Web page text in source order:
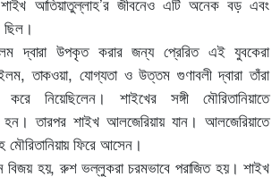
।
দ্বারা উপকৃত করার জন্য প্রেরিত এই যুবকেরা
ইলম,তাকওয়া,যোগ্যতা ও উত্তম গুণাবলী দ্বারা তাঁরা
নিয়েছিলেন। শাইখের সঙ্গী মৌরিতানিয়াতে
হন। তারপর শাইখ আলজেরিয়ায় যান। আলজেরিয়াতে
মৌরিতানিয়ায় ফিরে আসেন।
বিজয় হয়,রুশ ভল্লুকরা চরমভাবে পরাজিত হয়। শাইখ